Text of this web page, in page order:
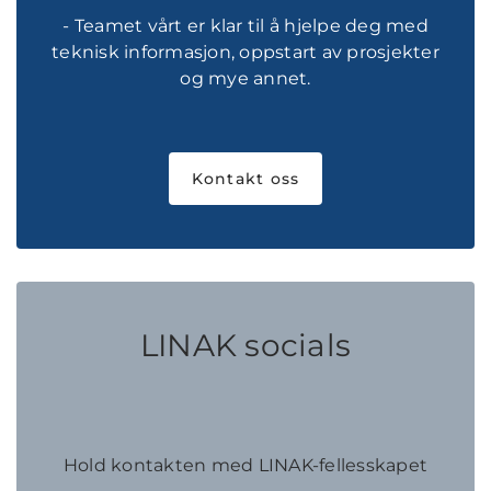
- Teamet vårt er klar til å hjelpe deg med
teknisk informasjon, oppstart av prosjekter
og mye annet.
Kontakt oss
LINAK socials
Hold kontakten med LINAK-fellesskapet